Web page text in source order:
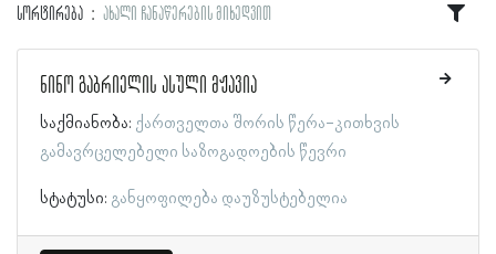
სორტირება ახალი ჩანაწერების მიხედვით
ნინო გაბრიელის ასული მჟავია
საქმიანობა: ქართველთა შორის წერა-კითხვის
გამავრცელებელი საზოგადოების წევრი
სტატუსი: განყოფილება დაუზუსტებელია